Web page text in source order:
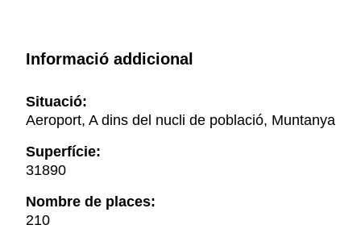
Informació addicional
Situació:
Aeroport, A dins del nucli de població, Muntanya
Superfície:
31890
Nombre de places:
210